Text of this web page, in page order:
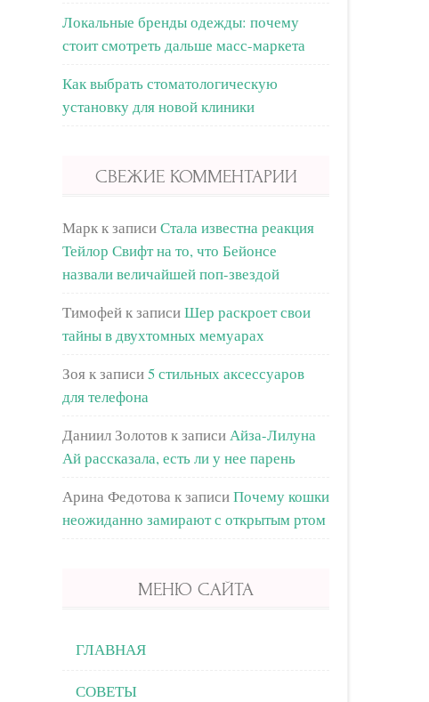
Локальные бренды одежды: почему
стоит смотреть дальше масс-маркета
Как выбрать стоматологическую
установку для новой клиники
СВЕЖИЕ КОММЕНТАРИИ
Маркк записиСтала известна реакция
Тейлор Свифт на то, что Бейонсе
назвали величайшей поп-звездой
Тимофейк записиШер раскроет свои
тайны в двухтомных мемуарах
Зояк записи5 стильных аксессуаров
для телефона
Даниил Золотовк записиАйза-Лилуна
Ай рассказала, есть ли у нее парень
Арина Федотова к записиПочему кошки
неожиданно замирают с открытым ртом
МЕНЮ САЙТА
ГЛАВНАЯ
СОВЕТЫ